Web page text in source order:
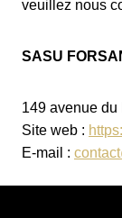
veuillez nous
SASU
149 avenue
Site web :
E-mail :